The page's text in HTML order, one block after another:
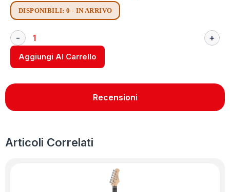
DISPONIBILI: 0 - IN ARRIVO
Aggiungi Al Carrello
Recensioni
Articoli Correlati